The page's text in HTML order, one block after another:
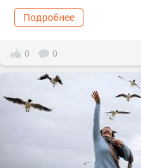
Подробнее
0 0